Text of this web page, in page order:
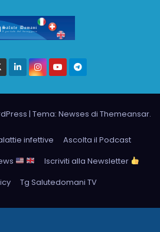
| Tema: Newses di Themeansar.
infettive
Ascolta il Podcast
Iscriviti alla Newsletter
Tg Salutedomani TV